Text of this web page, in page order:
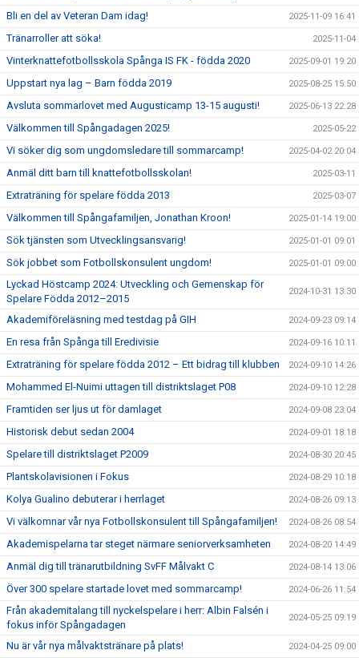
Bli en del av Veteran Dam idag! 2025-11-09 16:41
Tränarroller att söka! 2025-11-04
Vinterknattefotbollsskola Spånga IS FK - födda 2020 2025-09-01 19:20
Uppstart nya lag – Barn födda 2019 2025-08-25 15:50
Avsluta sommarlovet med Augusticamp 13-15 augusti! 2025-06-13 22:28
Välkommen till Spångadagen 2025! 2025-05-22
Vi söker dig som ungdomsledare till sommarcamp! 2025-04-02 20:04
Anmäl ditt barn till knattefotbollsskolan! 2025-03-11
Extraträning för spelare födda 2013 2025-03-07
Välkommen till Spångafamiljen, Jonathan Kroon! 2025-01-14 19:00
Sök tjänsten som Utvecklingsansvarig! 2025-01-01 09:01
Sök jobbet som Fotbollskonsulent ungdom! 2025-01-01 09:00
Lyckad Höstcamp 2024: Utveckling och Gemenskap för
Spelare Födda 2012–2015
2024-10-31 13:30
Akademiföreläsning med testdag på GIH 2024-09-23 09:14
En resa från Spånga till Eredivisie 2024-09-16 10:11
Extraträning för spelare födda 2012 – Ett bidrag till klubben 2024-09-10 14:26
Mohammed El-Nuimi uttagen till distriktslaget P08 2024-09-10 12:28
Framtiden ser ljus ut för damlaget 2024-09-08 23:04
Historisk debut sedan 2004 2024-09-01 18:18
Spelare till distriktslaget P2009 2024-08-30 20:45
Plantskolavisionen i Fokus 2024-08-29 10:18
Kolya Gualino debuterar i herrlaget 2024-08-26 09:13
Vi välkomnar vår nya Fotbollskonsulent till Spångafamiljen! 2024-08-26 08:54
Akademispelarna tar steget närmare seniorverksamheten 2024-08-20 14:49
Anmäl dig till tränarutbildning SvFF Målvakt C 2024-08-14 13:06
Över 300 spelare startade lovet med sommarcamp! 2024-06-26 11:54
Från akademitalang till nyckelspelare i herr: Albin Falsén i
fokus inför Spångadagen
2024-05-25 09:19
Nu är vår nya målvaktstränare på plats! 2024-04-25 09:00